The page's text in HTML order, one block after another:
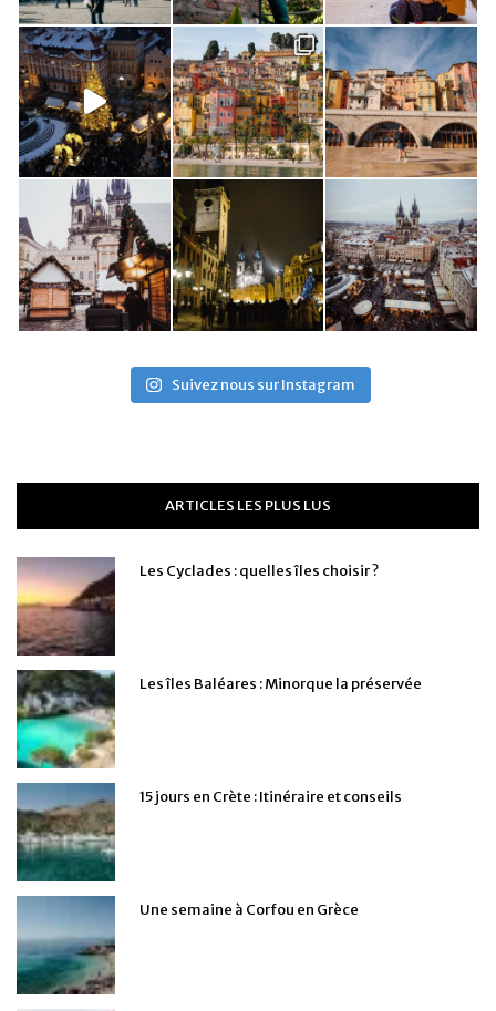
Suivez nous sur Instagram
ARTICLES LES PLUS LUS
Les Cyclades : quelles îles choisir ?
Les îles Baléares : Minorque la préservée
15 jours en Crète : Itinéraire et conseils
Une semaine à Corfou en Grèce